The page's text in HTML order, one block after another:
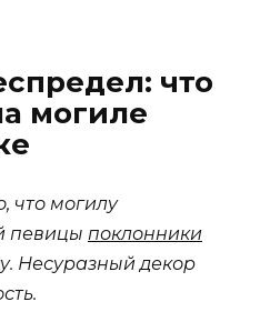
что
могиле
что могилу
певицы поклонники
Несуразный декор